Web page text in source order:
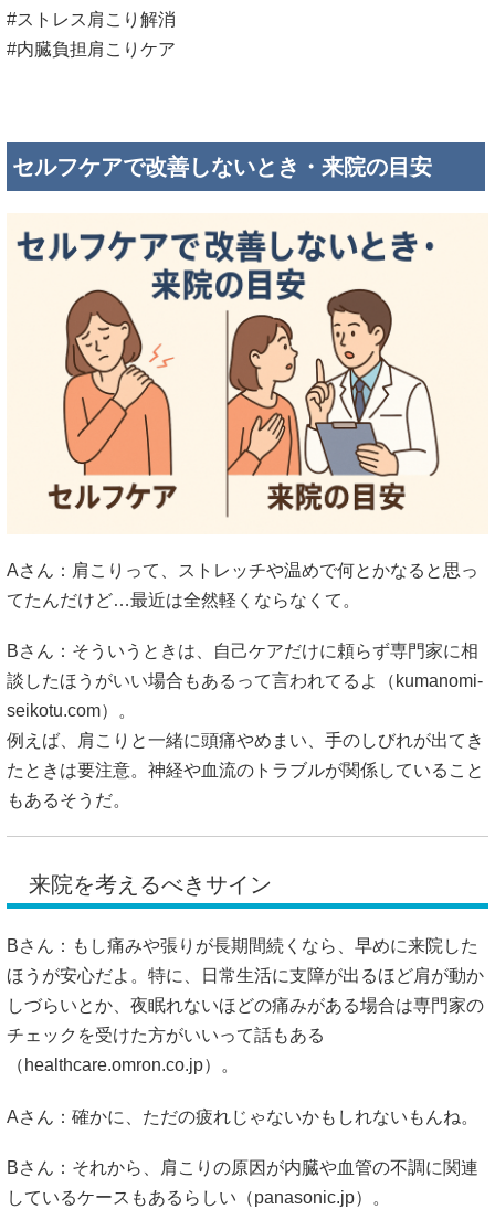
#ストレス肩こり解消
#内臓負担肩こりケア
セルフケアで改善しないとき・来院の目安
Aさん：肩こりって、ストレッチや温めで何とかなると思っ
てたんだけど…最近は全然軽くならなくて。
Bさん：そういうときは、自己ケアだけに頼らず専門家に相
談したほうがいい場合もあるって言われてるよ（ kumanomi-
seikotu.com）。
例えば、肩こりと一緒に頭痛やめまい、手のしびれが出てき
たときは要注意。神経や血流のトラブルが関係していること
もあるそうだ。
来院を考えるべきサイン
Bさん：もし痛みや張りが長期間続くなら、早めに来院した
ほうが安心だよ。特に、日常生活に支障が出るほど肩が動か
しづらいとか、夜眠れないほどの痛みがある場合は専門家の
チェックを受けた方がいいって話もある
（ healthcare.omron.co.jp）。
Aさん：確かに、ただの疲れじゃないかもしれないもんね。
Bさん：それから、肩こりの原因が内臓や血管の不調に関連
しているケースもあるらしい（panasonic.jp）。